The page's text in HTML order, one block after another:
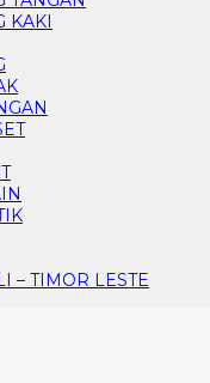
KAKI
– TIMOR LESTE